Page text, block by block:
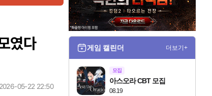
였다
2026-05-22 22:50
게임 캘린더 더보기+
모집
08.19
아스오라 CBT 모집